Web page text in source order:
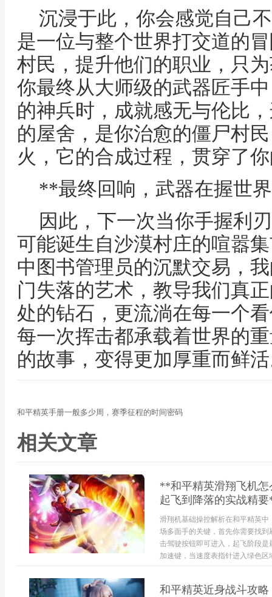
沉浸于此，你会感觉自己
是一位与整个世界打交道的
村民，提升他们的职业，只
你最终从大师级的武器匠手
的神兵时，成就感无与伦比
的屋舍，是你治愈的僵尸村
火，它的合成过程，贯穿了
**最终回响，武器在握世
因此，下一次当你手握利
可能诞生自沙漠村庄的喧嚣
中图书管理员的沉默交易，
门失落的艺术，教导我们真
处的钻石，更流淌在每一个
每一次挥击都承载着世界的
的故事，变得更加厚重而鲜
和平精英手册一般多少周，赛季征程的时间密码
相关文章
**和平精英滑翔飞机
起飞到降落的实战精
滑翔机基础操控解析在和平精英
场多面手的关键，首先你需要找
击驾驶按钮即可进入，起飞阶段
加速键，当速度表指针进入绿色
和平精英近身战斗攻